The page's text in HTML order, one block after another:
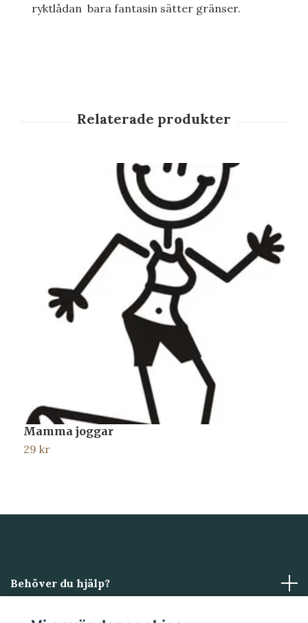
ryktlådan bara fantasin sätter gränser.
Mamma joggar
29 kr
Behöver du hjälp?